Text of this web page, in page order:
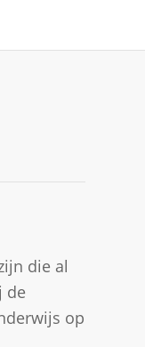
die al
de
op